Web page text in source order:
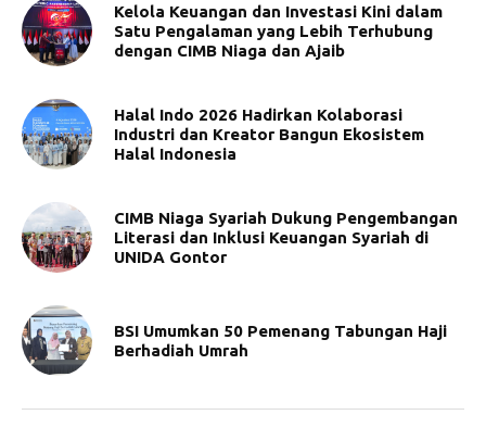
Kelola Keuangan dan Investasi Kini dalam
Satu Pengalaman yang Lebih Terhubung
dengan CIMB Niaga dan Ajaib
Halal Indo 2026 Hadirkan Kolaborasi
Industri dan Kreator Bangun Ekosistem
Halal Indonesia
CIMB Niaga Syariah Dukung Pengembangan
Literasi dan Inklusi Keuangan Syariah di
UNIDA Gontor
BSI Umumkan 50 Pemenang Tabungan Haji
Berhadiah Umrah